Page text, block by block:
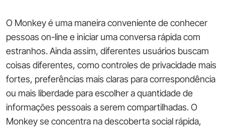
O Monkey é uma maneira conveniente de conhecer
pessoas on-line e iniciar uma conversa rápida com
estranhos. Ainda assim, diferentes usuários buscam
coisas diferentes, como controles de privacidade mais
fortes, preferências mais claras para correspondência
ou mais liberdade para escolher a quantidade de
informações pessoais a serem compartilhadas. O
Monkey se concentra na descoberta social rápida,